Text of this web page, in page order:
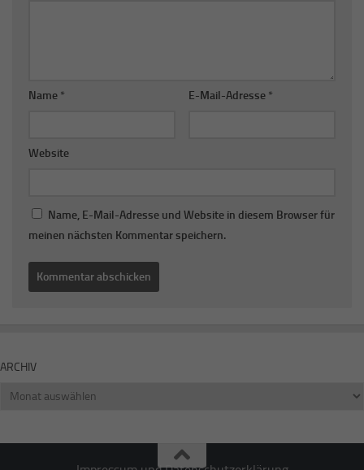
Name * E-Mail-Adresse *
Website
Name, E-Mail-Adresse und Website in diesem Browser für
meinen nächsten Kommentar speichern.
ARCHIV
Archiv